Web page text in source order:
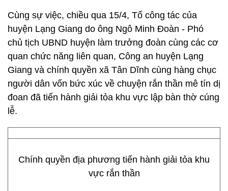
Cùng sự việc, chiều qua 15/4, Tổ công tác của
huyện Lạng Giang do ông Ngô Minh Đoàn - Phó
chủ tịch UBND huyện làm trưởng đoàn cùng các cơ
quan chức năng liên quan, Công an huyện Lạng
Giang và chính quyền xã Tân Dĩnh cùng hàng chục
người dân vốn bức xúc về chuyện rắn thần mê tín dị
đoan đã tiến hành giải tỏa khu vực lập bàn thờ cúng
lễ.
Chính quyền địa phương tiến hành giải tỏa khu
vực rắn thần